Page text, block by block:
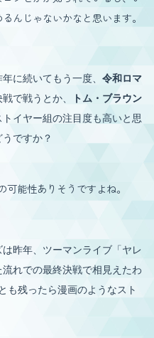
んじゃないかなと思います。
に続いてもう一度、 令和ロマ
で戦うとか、
トム・ブラウン
トイヤー組の注目度も高いと思
ですか？
能性ありそうですよね。
昨年、ツーマンライブ「ヤレ
れでの最終決戦で相見えたわ
も残ったら漫画のようなスト